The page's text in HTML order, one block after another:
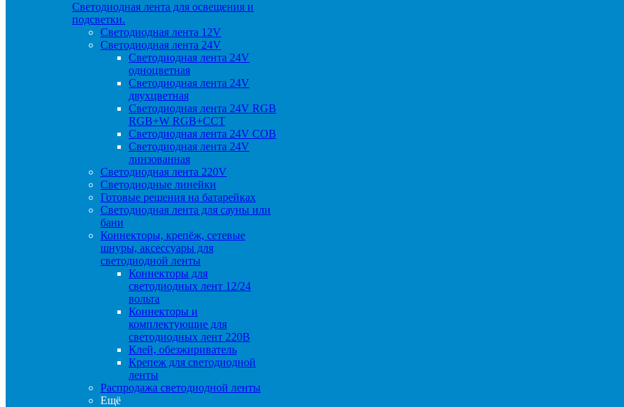
Светодиодная лента для освещения и
подсветки.
Светодиодная лента 12V
Светодиодная лента 24V
Светодиодная лента 24V
одноцветная
Светодиодная лента 24V
двухцветная
Светодиодная лента 24V RGB
RGB+W RGB+CCT
Светодиодная лента 24V COB
Светодиодная лента 24V
линзованная
Светодиодная лента 220V
Светодиодные линейки
Готовые решения на батарейках
Светодиодная лента для сауны или
бани
Коннекторы, крепёж, сетевые
шнуры, аксессуары для
светодиодной ленты
Коннекторы для
светодиодных лент 12/24
вольта
Коннекторы и
комплектующие для
светодиодных лент 220В
Клей, обезжириватель
Крепеж для светодиодной
ленты
Распродажа светодиодной ленты
Ещё